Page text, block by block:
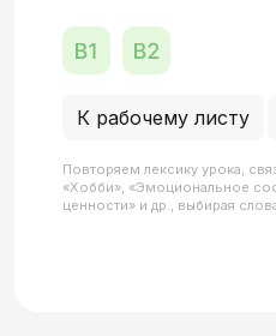
К рабочему листу
Повторяем лексику урока,
«Хобби», «Эмоциональное
ценности» и др., выбирая